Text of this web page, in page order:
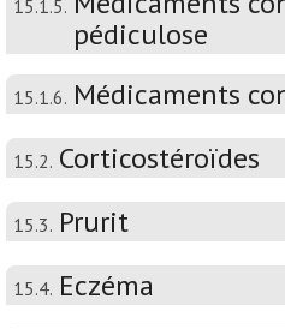
15.1.5.
pédiculose
15.1.6. Médicaments
15.2. Corticostéroïdes
15.3. Prurit
15.4. Eczéma